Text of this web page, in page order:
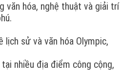
văn hóa, nghệ thuật và giải trí
sử và văn hóa Olympic,
nhiều địa điểm công cộng,